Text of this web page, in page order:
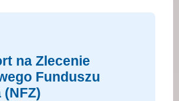
na Zlecenie
Funduszu